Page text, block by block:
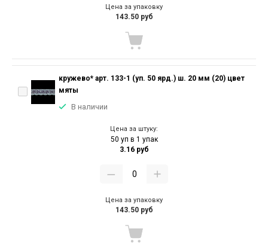
Цена за упаковку
143.50 руб
кружево* арт. 133-1 (уп. 50 ярд.) ш. 20 мм (20) цвет
мяты
В наличии
Цена за штуку:
50 уп в 1 упак
3.16 руб
Цена за упаковку
143.50 руб